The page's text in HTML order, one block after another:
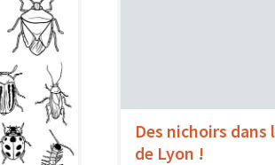
Des nichoirs dans
de Lyon !